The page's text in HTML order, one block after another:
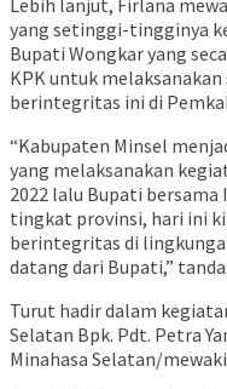
Lebih lanjut, Firlana
yang setinggi-tingginya
Bupati Wongkar yang
KPK untuk
berintegritas ini di
“Kabupaten Minsel
yang melaksanakan
2022 lalu Bupati
tingkat provinsi, hari ini
berintegritas di
datang dari Bupati,”
Turut hadir dalam
Selatan Bpk. Pdt. Petra
Minahasa Selatan/